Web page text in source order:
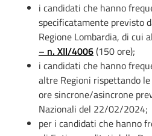
i candidati che hanno
specificatamente previsto
Regione Lombardia, di cui
– n. XII/4006(150 ore);
i candidati che hanno
altre Regioni rispettando
ore sincrone/asincrone
Nazionali del 22/02/2024;
per i candidati che hanno